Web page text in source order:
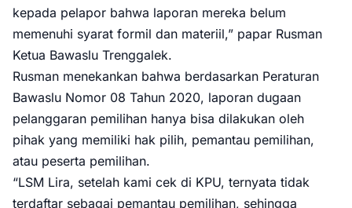
kepada pelapor bahwa laporan mereka belum
memenuhi syarat formil dan materiil,” papar Rusman
Ketua Bawaslu Trenggalek.
Rusman menekankan bahwa berdasarkan Peraturan
Bawaslu Nomor 08 Tahun 2020, laporan dugaan
pelanggaran pemilihan hanya bisa dilakukan oleh
pihak yang memiliki hak pilih, pemantau pemilihan,
atau peserta pemilihan.
“LSM Lira, setelah kami cek di KPU, ternyata tidak
terdaftar sebagai pemantau pemilihan, sehingga